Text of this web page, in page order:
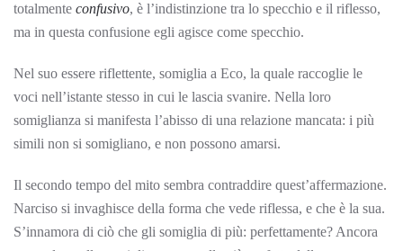
totalmente confusivo, è l’indistinzione tra lo specchio e il riflesso,
ma in questa confusione egli agisce come specchio.
Nel suo essere riflettente, somiglia a Eco, la quale raccoglie le
voci nell’istante stesso in cui le lascia svanire. Nella loro
somiglianza si manifesta l’abisso di una relazione mancata: i più
simili non si somigliano, e non possono amarsi.
Il secondo tempo del mito sembra contraddire quest’affermazione.
Narciso si invaghisce della forma che vede riflessa, e che è la sua.
S’innamora di ciò che gli somiglia di più: perfettamente? Ancora